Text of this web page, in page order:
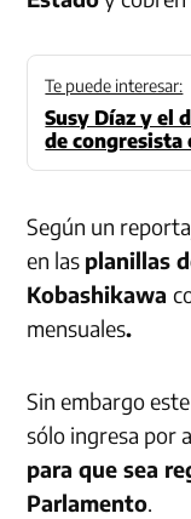
Te puede interesar:
Susy Díaz y el
de congresista
Según un
en las planillas
Kobashikawa
mensuales.
Sin embargo
sólo ingresa por
para que sea
Parlamento.